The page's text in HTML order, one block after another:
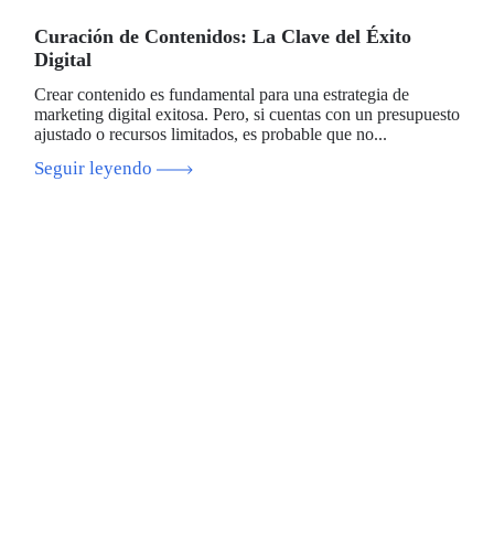
Curación de Contenidos: La Clave del Éxito
Digital
Crear contenido es fundamental para una estrategia de
marketing digital exitosa. Pero, si cuentas con un presupuesto
ajustado o recursos limitados, es probable que no...
Seguir leyendo